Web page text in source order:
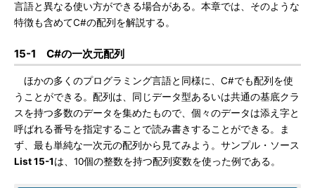
言語と異なる使い方ができる場合がある。本章では、そのような
特徴も含めてC#の配列を解説する。
15-1 C#の一次元配列
ほかの多くのプログラミング言語と同様に、C#でも配列を使
うことができる。配列は、同じデータ型あるいは共通の基底クラ
スを持つ多数のデータを集めたもので、個々のデータは添え字と
呼ばれる番号を指定することで読み書きすることができる。ま
ず、最も単純な一次元の配列から見てみよう。サンプル・ソース
List 15-1は、10個の整数を持つ配列変数を使った例である。